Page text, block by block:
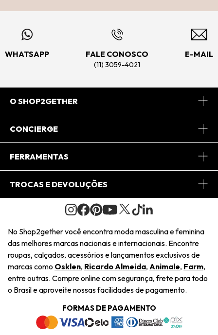
WHATSAPP FALE CONOSCO
(11) 3059-4021
E-MAIL
O SHOP2GETHER
Sobre Nós
Journal
Saiu na Mídia
Sustentabilidade
Navegando
Termos e Condições
CONCIERGE
Central de Relacionamento
Regulamento e Promoções
FERRAMENTAS
Minha Conta
Pedido de Presente
Wishlist
TROCAS E DEVOLUÇÕES
Condições Gerais
Troca Fácil
Restituição de Pagamento
Dúvidas Frequentes
Termos e Condições
Política de Privacidade
No Shop2gether você encontra moda masculina e feminina
das melhores marcas nacionais e internacionais. Encontre
roupas, calçados, acessórios e lançamentos exclusivos de
marcas como Osklen, Ricardo Almeida, Animale, Farm,
entre outras. Compre online com segurança, frete para todo
o Brasil e aproveite nossas facilidades de pagamento.
FORMAS DE PAGAMENTO